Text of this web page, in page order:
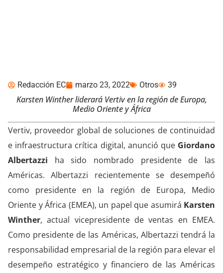
Redacción EC marzo 23, 2022 Otros 39
Karsten Winther liderará Vertiv en la región de Europa,
Medio Oriente y África
Vertiv, proveedor global de soluciones de continuidad
e infraestructura crítica digital, anunció que Giordano
Albertazzi ha sido nombrado presidente de las
Américas. Albertazzi recientemente se desempeñó
como presidente en la región de Europa, Medio
Oriente y África (EMEA), un papel que asumirá Karsten
Winther, actual vicepresidente de ventas en EMEA.
Como presidente de las Américas, Albertazzi tendrá la
responsabilidad empresarial de la región para elevar el
desempeño estratégico y financiero de las Américas